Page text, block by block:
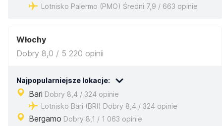
Lotnisko Palermo (PMO) Średni 7,9 / 663 opinie
Włochy
Dobry 8,0 / 5 220 opinii
Najpopularniejsze lokacje:
Bari Dobry 8,4 / 324 opinie
Lotnisko Bari (BRI) Dobry 8,4 / 324 opinie
Bergamo Dobry 8,1 / 1 063 opinie